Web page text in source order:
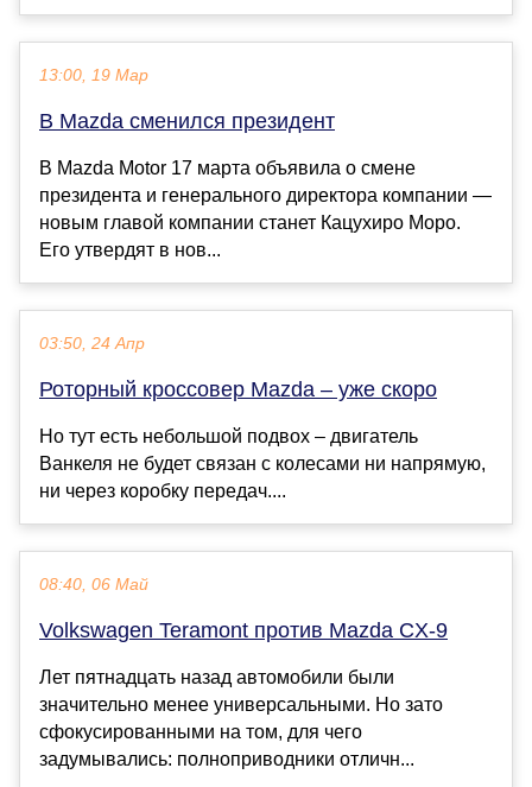
13:00, 19 Мар
В Mazda сменился президент
В Mazda Motor 17 марта объявила о смене
президента и генерального директора компании —
новым главой компании станет Кацухиро Моро.
Его утвердят в нов...
03:50, 24 Апр
Роторный кроссовер Mazda – уже скоро
Но тут есть небольшой подвох – двигатель
Ванкеля не будет связан с колесами ни напрямую,
ни через коробку передач....
08:40, 06 Май
Volkswagen Teramont против Mazda CX-9
Лет пятнадцать назад автомобили были
значительно менее универсальными. Но зато
сфокусированными на том, для чего
задумывались: полноприводники отличн...